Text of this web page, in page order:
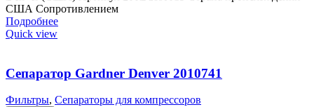
США Сопротивлением
Подробнее
Quick view
Сепаратор Gardner Denver 2010741
Фильтры, Сепараторы для компрессоров